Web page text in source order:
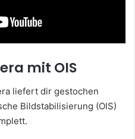
mit OIS
liefert dir gestochen
Bildstabilisierung (OIS)